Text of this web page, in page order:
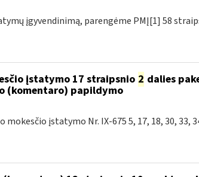
įgyvendinimą, parengėme PMĮ[1] 58
įstatymo 17 straipsnio 2 dalies
(komentaro) papildymo
įstatymo Nr. IX-675 5, 17, 18, 30, 33,